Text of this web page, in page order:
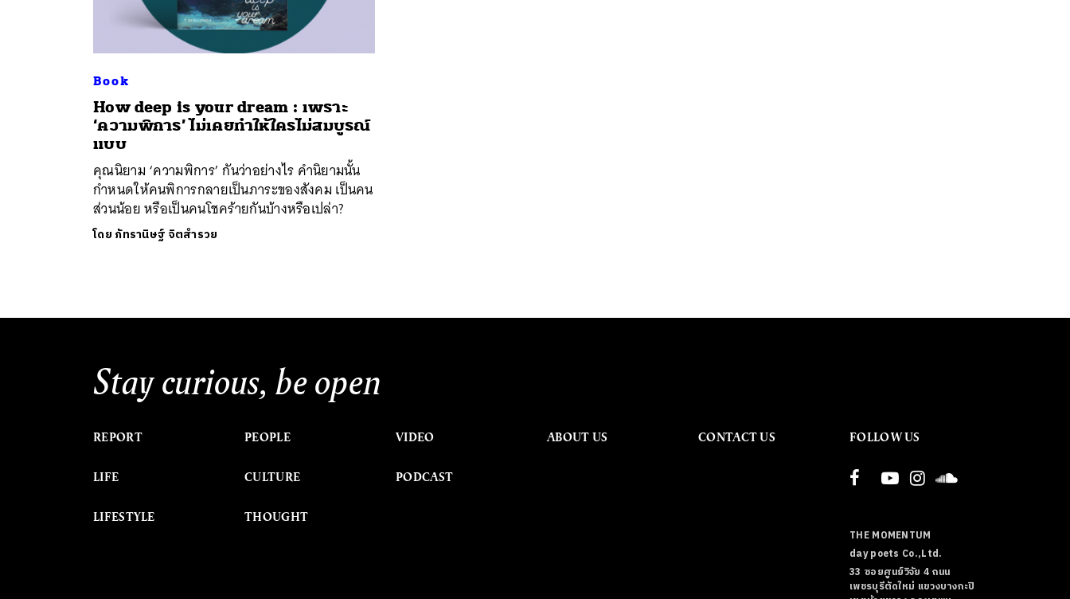
Book
How deep is your dream : เพราะ
‘ความพิการ’ ไม่เคยทำให้ใครไม่สมบูรณ์
แบบ
คุณนิยาม ‘ความพิการ’ กันว่าอย่างไร คำนิยามนั้น
กำหนดให้คนพิการกลายเป็นภาระของสังคม เป็นคน
ส่วนน้อย หรือเป็นคนโชคร้ายกันบ้างหรือเปล่า?
โดย ภัทรานิษฐ์ จิตสำรวย
Stay curious, be open
REPORT
LIFE
LIFESTYLE
PEOPLE
CULTURE
THOUGHT
VIDEO
PODCAST
ABOUT US CONTACT US FOLLOW US
THE MOMENTUM
day poets Co.,Ltd.
33 ซอยศูนย์วิจัย 4 ถนน
เพชรบุรีตัดใหม่ แขวงบางกะปิ